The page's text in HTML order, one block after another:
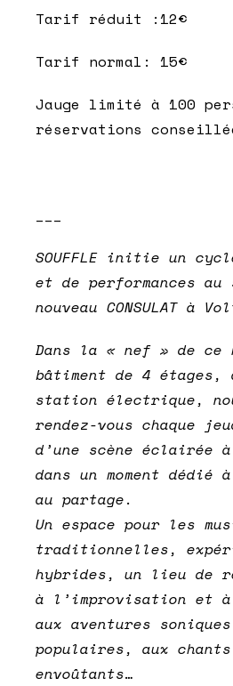
Tarif réduit :12€
Tarif normal: 15€
Jauge limité à 100
réservations
SOUFFLE initie un
et de performances au
nouveau CONSULAT à
Dans la « nef » de ce
bâtiment de 4 étages,
station électrique,
rendez-vous chaque
d’une scène éclairée
dans un moment dédié
au partage.
Un espace pour les
traditionnelles,
hybrides, un lieu de
à l’improvisation et
aux aventures
populaires, aux
envoûtants…